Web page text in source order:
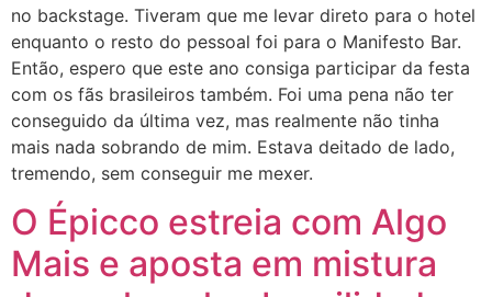
no backstage. Tiveram que me levar direto para o hotel
enquanto o resto do pessoal foi para o Manifesto Bar.
Então, espero que este ano consiga participar da festa
com os fãs brasileiros também. Foi uma pena não ter
conseguido da última vez, mas realmente não tinha
mais nada sobrando de mim. Estava deitado de lado,
tremendo, sem conseguir me mexer.
O Épicco estreia com Algo
Mais e aposta em mistura